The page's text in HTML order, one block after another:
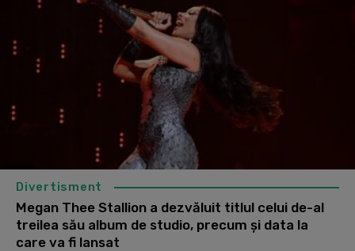
Divertisment
Megan Thee Stallion a dezvăluit titlul celui de-al
treilea său album de studio, precum și data la
care va fi lansat